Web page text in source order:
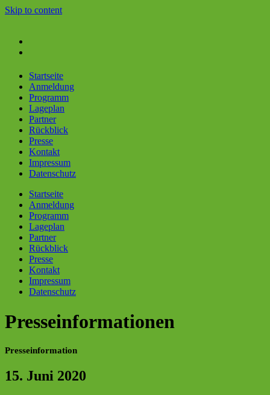
Skip to content
Startseite
Anmeldung
Programm
Lageplan
Partner
Rückblick
Presse
Kontakt
Impressum
Datenschutz
Startseite
Anmeldung
Programm
Lageplan
Partner
Rückblick
Presse
Kontakt
Impressum
Datenschutz
Presseinformationen
Presseinformation
15. Juni 2020